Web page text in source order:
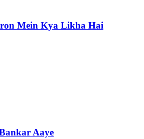
Mein Kya Likha Hai
Aaye